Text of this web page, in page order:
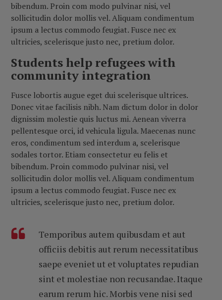
bibendum. Proin com modo pulvinar nisi, vel
sollicitudin dolor mollis vel. Aliquam condimentum
ipsum a lectus commodo feugiat. Fusce nec ex
ultricies, scelerisque justo nec, pretium dolor.
Students help refugees with
community integration
Fusce lobortis augue eget dui scelerisque ultrices.
Donec vitae facilisis nibh. Nam dictum dolor in dolor
dignissim molestie quis luctus mi. Aenean viverra
pellentesque orci, id vehicula ligula. Maecenas nunc
eros, condimentum sed interdum a, scelerisque
sodales tortor. Etiam consectetur eu felis et
bibendum. Proin commodo pulvinar nisi, vel
sollicitudin dolor mollis vel. Aliquam condimentum
ipsum a lectus commodo feugiat. Fusce nec ex
ultricies, scelerisque justo nec, pretium dolor.
Temporibus autem quibusdam et aut
officiis debitis aut rerum necessitatibus
saepe eveniet ut et voluptates repudian
sint et molestiae non recusandae. Itaque
earum rerum hic. Morbis vene nisi sed